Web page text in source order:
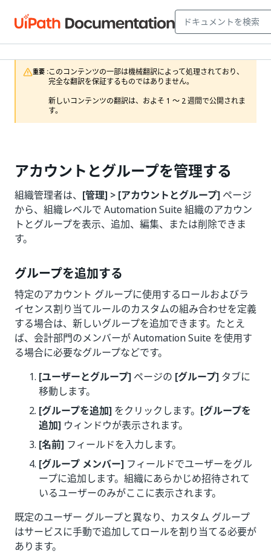
重要 :このコンテンツの一部は機械翻訳によって処理されており、
完全な翻訳を保証するものではありません。
新しいコンテンツの翻訳は、およそ 1 ～ 2 週間で公開されま
す。
アカウントとグループを管理する
組織管理者は、 [管理] > [アカウントとグループ] ページ
から、組織レベルで Automation Suite 組織のアカウン
トとグループを表示、追加、編集、または削除できま
す。
グループを追加する
特定のアカウント グループに使用するロールおよびラ
イセンス割り当てルールのカスタムの組み合わせを定義
する場合は、新しいグループを追加できます。たとえ
ば、会計部門のメンバーが Automation Suite を使用す
る場合に必要なグループなどです。
[ユーザーとグループ] ページの [グループ] タブに
移動します。
[グループを追加] をクリックします。 [グループを
追加] ウィンドウが表示されます。
[名前] フィールドを入力します。
[グループ メンバー] フィールドでユーザーをグル
ープに追加します。組織にあらかじめ招待されて
いるユーザーのみがここに表示されます。
既定のユーザー グループと異なり、カスタム グループ
はサービスに手動で追加してロールを割り当てる必要が
あります。